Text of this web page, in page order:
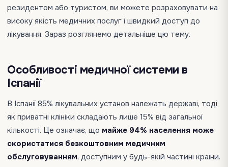
резидентом або туристом, ви можете розраховувати на
високу якість медичних послуг і швидкий доступ до
лікування. Зараз розглянемо детальніше цю тему.
Особливості медичної системи в
Іспанії
В Іспанії 85% лікувальних установ належать державі, тоді
як приватні клініки складають лише 15% від загальної
кількості. Це означає, що майже 94% населення може
скористатися безкоштовним медичним
обслуговуванням, доступним у будь-якій частині країни.